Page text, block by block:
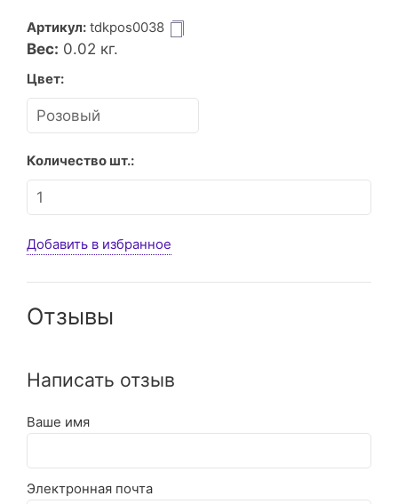
Артикул: tdkpos0038
Вес: 0.02 кг.
Цвет:
Количество шт.:
Добавить в избранное
Отзывы
Написать отзыв
Ваше имя
Электронная почта